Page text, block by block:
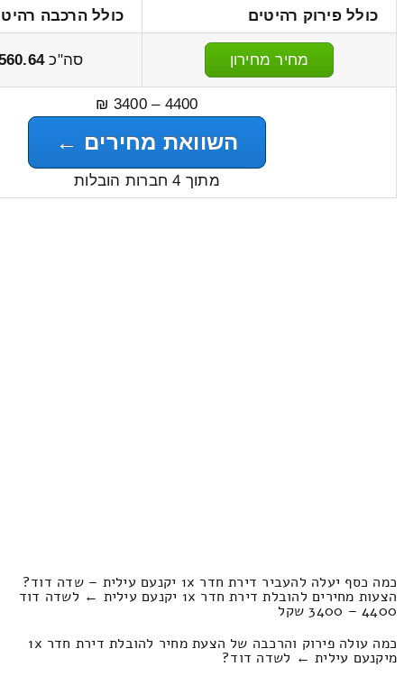
כולל פירוק רהיטים
כולל הרכבה
מחיר מחירון סה"כ
4400 – 3400 ₪
השוואת מחירים ←
מתוך 4 חברות הובלות
כמה כסף יעלה להעביר דירת חדר 1x יקנעם עילית – שדה דוד?
הצעות מחירים להובלת דירת חדר 1x יקנעם עילית ← לשדה דוד
4400 – 3400 שקל
כמה עולה פירוק והרכבה של הצעת מחיר להובלת דירת חדר 1x
מיקנעם עילית ← לשדה דוד?